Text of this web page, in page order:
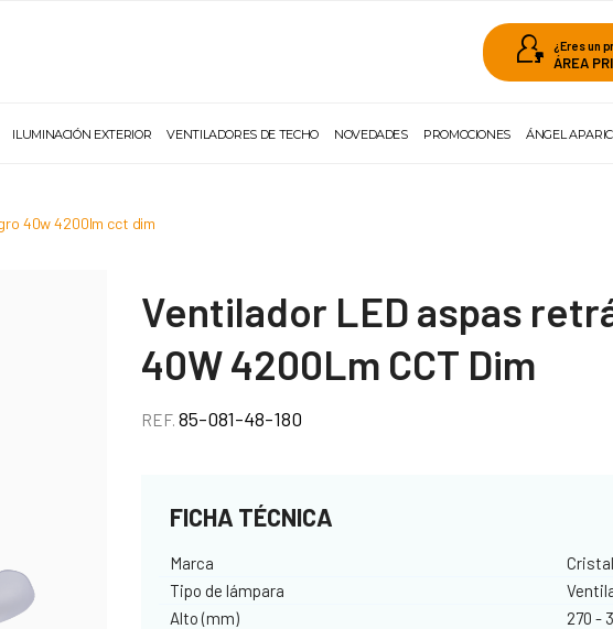
¿Eres un
ÁREA
ILUMINACIÓN EXTERIOR VENTILADORES DE TECHO NOVEDADES PROMOCIONES ÁNGEL
40w 4200lm cct dim
Ventilador LED aspas
40W 4200Lm CCT Dim
REF.85-081-48-180
FICHA TÉCNICA
Marca
Tipo de lámpara
Alto (mm)
270 -